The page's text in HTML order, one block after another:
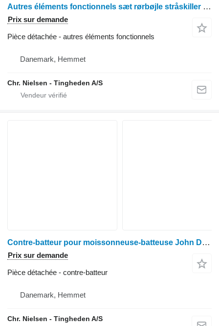
Autres éléments fonctionnels sæt rørbøjle stråskiller passende pour moissonneuse-batteuse John Deere 1085
Prix sur demande
Pièce détachée - autres éléments fonctionnels
Danemark, Hemmet
Chr. Nielsen - Tingheden A/S
Contre-batteur pour moissonneuse-batteuse John Deere 1085
Prix sur demande
Pièce détachée - contre-batteur
Danemark, Hemmet
Chr. Nielsen - Tingheden A/S